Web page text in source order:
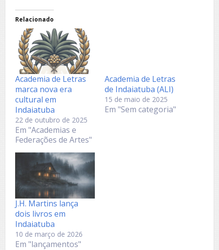
Relacionado
Academia de Letras
marca nova era
cultural em
Indaiatuba
22 de outubro de 2025
Em "Academias e
Federações de Artes"
Academia de Letras
de Indaiatuba (ALI)
15 de maio de 2025
Em "Sem categoria"
J.H. Martins lança
dois livros em
Indaiatuba
10 de março de 2026
Em "lançamentos"